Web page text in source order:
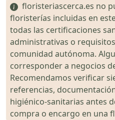
floristeriascerca.es no
floristerías incluidas en
todas las certificaciones
administrativas o
comunidad autónoma.
corresponder a negocios
Recomendamos verificar
referencias,
higiénico-sanitarias antes
compra o encargo en una